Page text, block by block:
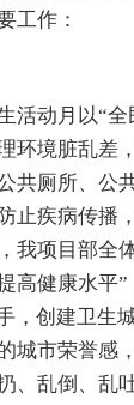
工作：
活动月以“
环境脏乱差
共厕所、公
止疾病传播
我项目部全
高健康水平”
，创建卫生
城市荣誉感
、乱倒、乱